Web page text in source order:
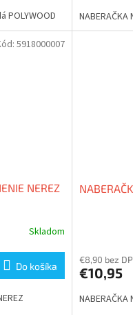
POLYWOOD NABERAČKA
NEREZ
Skladom
Do košíka
5918000007
€8,90 bez
€10,95
NABERAČKA